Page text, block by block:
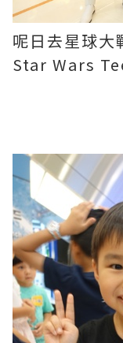
呢日去星球大
Star Wars